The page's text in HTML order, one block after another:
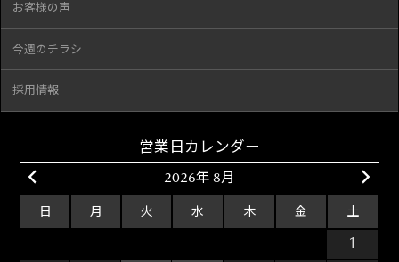
お客様の声
今週のチラシ
採用情報
営業日カレンダー
2026年 8月
日 月 火 水 木 金 土
1